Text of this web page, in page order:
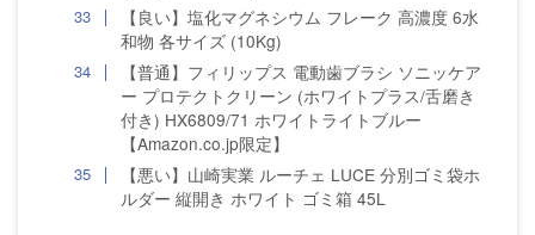
【良い】塩化マグネシウム フレーク 高濃度 6水
和物 各サイズ (10Kg)
【普通】フィリップス 電動歯ブラシ ソニッケア
ー プロテクトクリーン (ホワイトプラス/舌磨き
付き) HX6809/71 ホワイトライトブルー
【Amazon.co.jp限定】
【悪い】山崎実業 ルーチェ LUCE 分別ゴミ袋ホ
ルダー 縦開き ホワイト ゴミ箱 45L